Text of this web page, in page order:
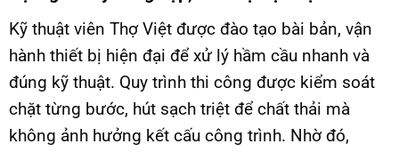
Kỹ thuật viên Thợ Việt được đào tạo bài bản, vận
hành thiết bị hiện đại để xử lý hầm cầu nhanh và
đúng kỹ thuật. Quy trình thi công được kiểm soát
chặt từng bước, hút sạch triệt để chất thải mà
không ảnh hưởng kết cấu công trình. Nhờ đó,